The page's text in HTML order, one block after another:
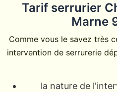
Tarif serrurier
Marne
Comme vous le savez très
intervention de serrurerie
la nature de